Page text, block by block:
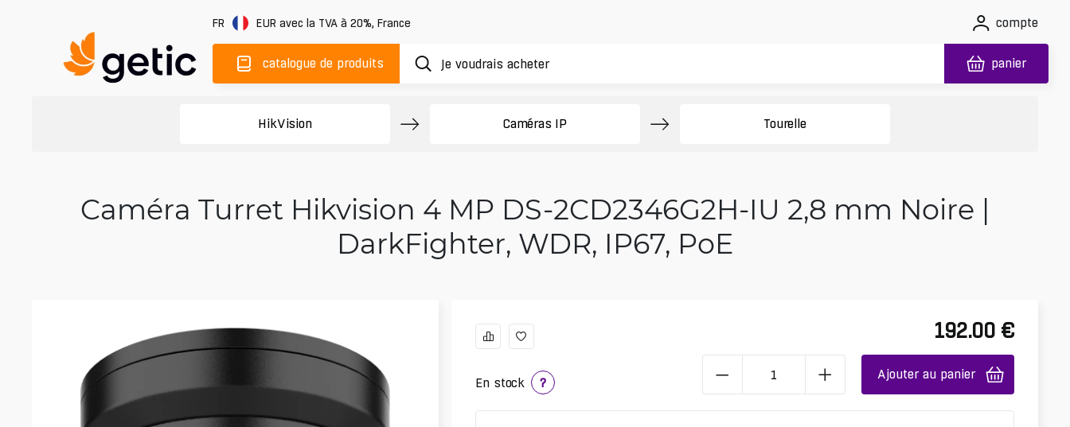
FR EUR avec la TVA à 20%, France compte
catalogue de produits panier
HikVision Caméras IP Tourelle
Caméra Turret Hikvision 4 MP DS-2CD2346G2H-IU 2,8 mm Noire |
DarkFighter, WDR, IP67, PoE
En stock ?
192.00 €
Ajouter au panier